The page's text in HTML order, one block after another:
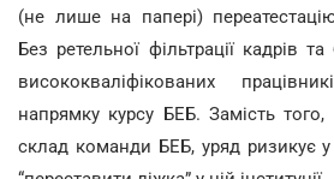
(не лише на папері)
Без ретельної фільтрації кадрів
висококваліфікованих
напрямку курсу БЕБ. Замість
склад команди БЕБ, уряд ризикує